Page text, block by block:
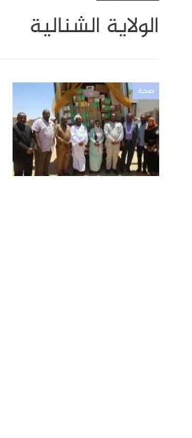
الولاية الشنالية
صحة